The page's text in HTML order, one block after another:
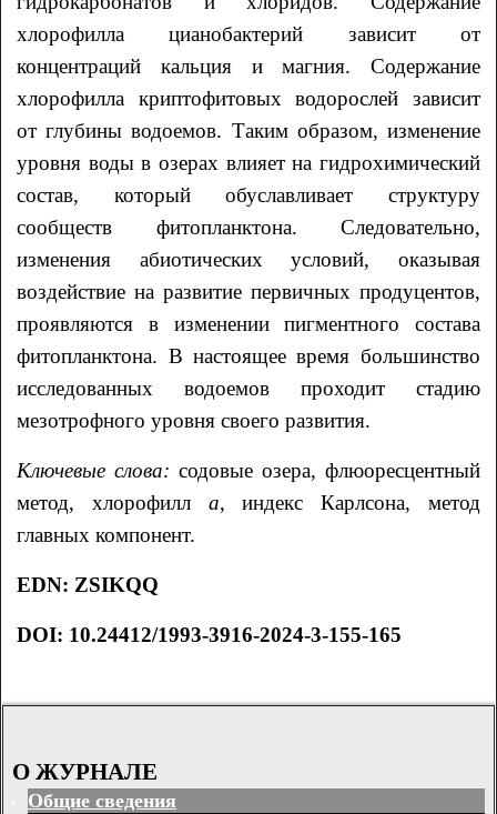
хлорофилла цианобактерий зависит от
концентраций кальция и магния. Содержание
хлорофилла криптофитовых водорослей зависит
от глубины водоемов. Таким образом, изменение
уровня воды в озерах влияет на гидрохимический
состав, который обуславливает структуру
сообществ фитопланктона. Следовательно,
изменения абиотических условий, оказывая
воздействие на развитие первичных продуцентов,
проявляются в изменении пигментного состава
фитопланктона. В настоящее время большинство
исследованных водоемов проходит стадию
мезотрофного уровня своего развития.
Ключевые слова: содовые озера, флюоресцентный
метод, хлорофилл а, индекс Карлсона, метод
главных компонент.
EDN: ZSIKQQ
DOI: 10.24412/1993-3916-2024-3-155-165
О ЖУРНАЛЕ
Общие сведения